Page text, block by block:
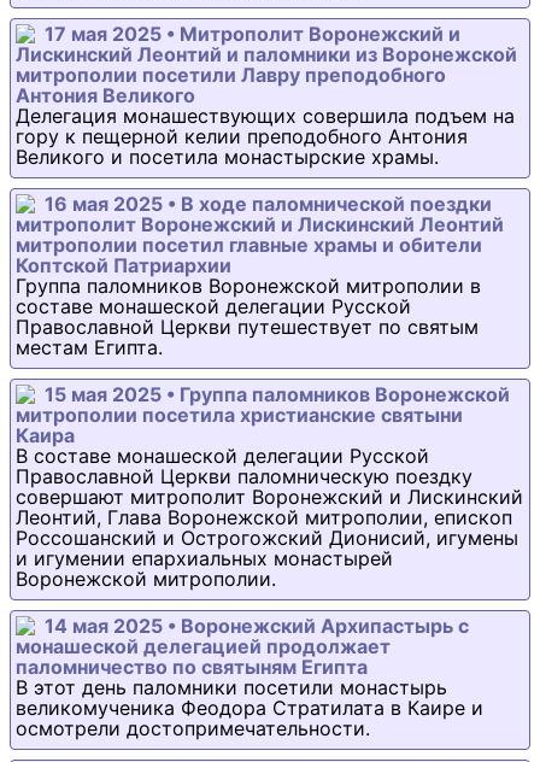
17 мая 2025 • Митрополит Воронежский и
Лискинский Леонтий и паломники из Воронежской
митрополии посетили Лавру преподобного
Антония Великого
Делегация монашествующих совершила подъем на
гору к пещерной келии преподобного Антония
Великого и посетила монастырские храмы.
16 мая 2025 • В ходе паломнической поездки
митрополит Воронежский и Лискинский Леонтий
митрополии посетил главные храмы и обители
Коптской Патриархии
Группа паломников Воронежской митрополии в
составе монашеской делегации Русской
Православной Церкви путешествует по святым
местам Египта.
15 мая 2025 • Группа паломников Воронежской
митрополии посетила христианские святыни
Каира
В составе монашеской делегации Русской
Православной Церкви паломническую поездку
совершают митрополит Воронежский и Лискинский
Леонтий, Глава Воронежской митрополии, епископ
Россошанский и Острогожский Дионисий, игумены
и игумении епархиальных монастырей
Воронежской митрополии.
14 мая 2025 • Воронежский Архипастырь с
монашеской делегацией продолжает
паломничество по святыням Египта
В этот день паломники посетили монастырь
великомученика Феодора Стратилата в Каире и
осмотрели достопримечательности.